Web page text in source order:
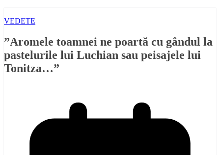
VEDETE
”Aromele toamnei ne poartă cu gândul la
pastelurile lui Luchian sau peisajele lui
Tonitza…”